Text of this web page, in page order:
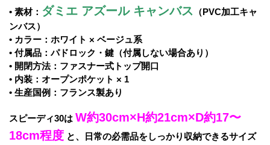
• 素材： ダミエ アズール キャンバス
（PVC加工キャ
ンバス）
• カラー：ホワイト × ベージュ系
• 付属品：パドロック・鍵（付属しない場合あり）
• 開閉方法：ファスナー式トップ開口
• 内装：オープンポケット × 1
• 生産国例：フランス製あり
スピーディ30は W約30cm×H約21cm×D約17〜
18cm程度 と、日常の必需品をしっかり収納できるサイズ